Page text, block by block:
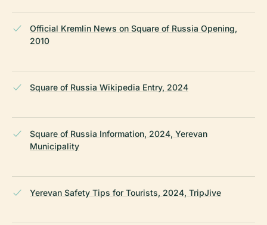
Official Kremlin News on Square of Russia Opening,
2010
Square of Russia Wikipedia Entry, 2024
Square of Russia Information, 2024, Yerevan
Municipality
Yerevan Safety Tips for Tourists, 2024, TripJive